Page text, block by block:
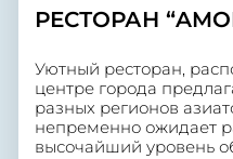
РЕСТОРАН
Уютный ресторан,
центре города
разных регионов
непременно ожидает
высочайший уровень